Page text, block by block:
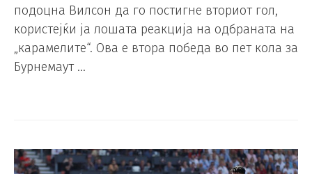
подоцна Вилсон да го постигне вториот гол,
користејќи ја лошата реакција на одбраната на
„карамелите“. Ова е втора победа во пет кола за
Бурнемаут …